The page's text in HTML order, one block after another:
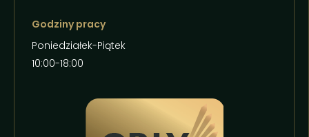
Godziny pracy
Poniedziałek-Piątek
10:00-18:00